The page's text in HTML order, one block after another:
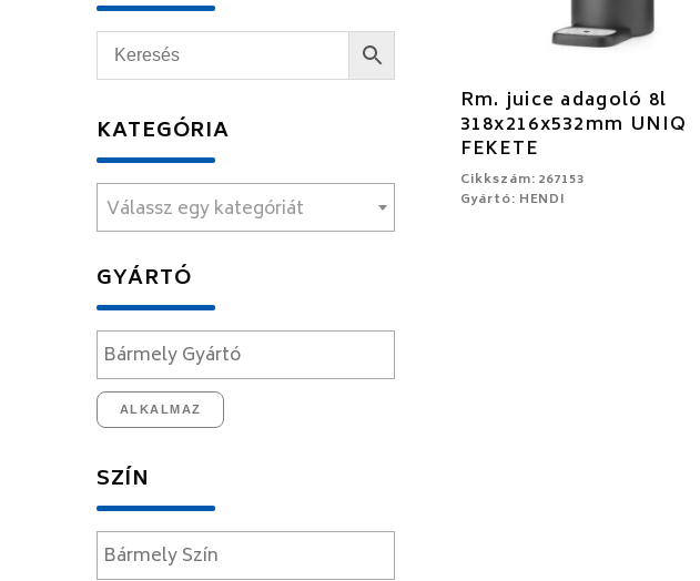
KATEGÓRIA
Válassz egy kategóriát
GYÁRTÓ
ALKALMAZ
SZÍN
Rm. juice adagoló 8l
318x216x532mm UNIQ
FEKETE
Cikkszám: 267153
Gyártó: HENDI